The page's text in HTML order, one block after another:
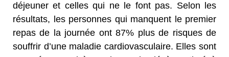
déjeuner et celles qui ne le font pas. Selon les
résultats, les personnes qui manquent le premier
repas de la journée ont 87% plus de risques de
souffrir d’une maladie cardiovasculaire. Elles sont